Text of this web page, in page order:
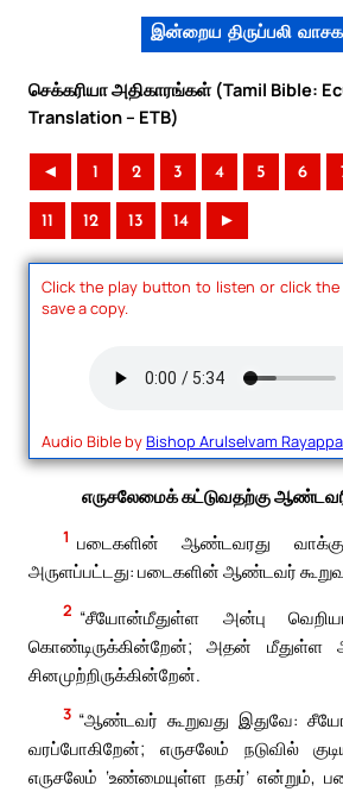
இன்றைய திருப்பலி
செக்கரியா அதிகாரங்கள் (Tamil Bible:
Translation – ETB)
◄ 1 2 3 4 5 6
11 12 13 14 ►
Click the play button to listen or click
save a copy.
Audio Bible byBishop Arulselvam
எருசலேமைக் கட்டுவதற்கு
1 படைகளின் ஆண்டவரது
அருளப்பட்டது: படைகளின் ஆண்டவர்
2 “சீயோன்மீதுள்ள அன்பு
கொண்டிருக்கின்றேன்; அதன் மீதுள்ள
சினமுற்றிருக்கின்றேன்.
3 “ஆண்டவர் கூறுவது இதுவே:
வரப்போகிறேன்; எருசலேம் நடுவில்
எருசலேம் ‘உண்மையுள்ள நகர்’ என்றும்,